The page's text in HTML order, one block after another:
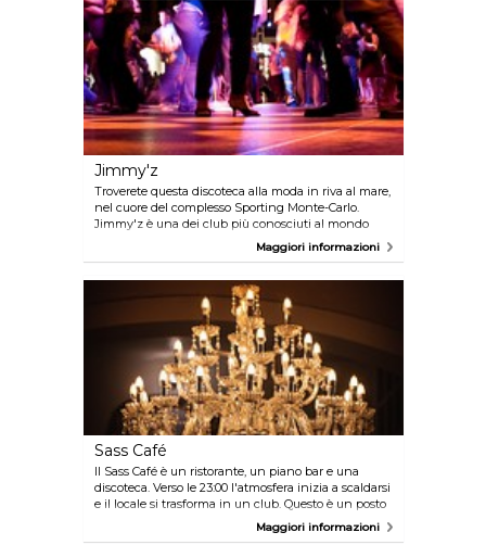
ambiente elegante.
Jimmy'z
Troverete questa discoteca alla moda in riva al mare,
nel cuore del complesso Sporting Monte-Carlo.
Jimmy'z è una dei club più conosciuti al mondo
dove si possono trascorrere intere notti all'insegna
del glamour. Il club è spazioso, ma anche intimo e
attrae una clientela raffinata ed internazionale, sia
per rilassarsi, sia per festeggiare eventi importanti.
Maggiori informazioni
Sass Café
Il Sass Café è un ristorante, un piano bar e una
discoteca. Verso le 23:00 l'atmosfera inizia a scaldarsi
e il locale si trasforma in un club. Questo è un posto
popolare dove si può ballare, ascoltare la musica e
dove champagne e cocktail scorrono a fiumi. Il
Maggiori informazioni